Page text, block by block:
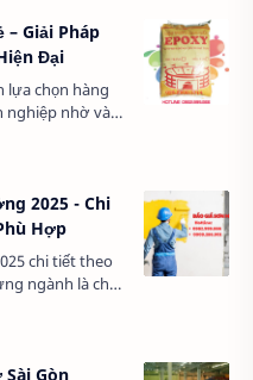
– Giải Pháp
Đại
lựa chọn hàng
nghiệp nhờ vào
cao và giá
chỉ ma…
2025 - Chi
Hợp
chi tiết theo
ngành là chủ
tối ưu hóa chi
…
Gòn